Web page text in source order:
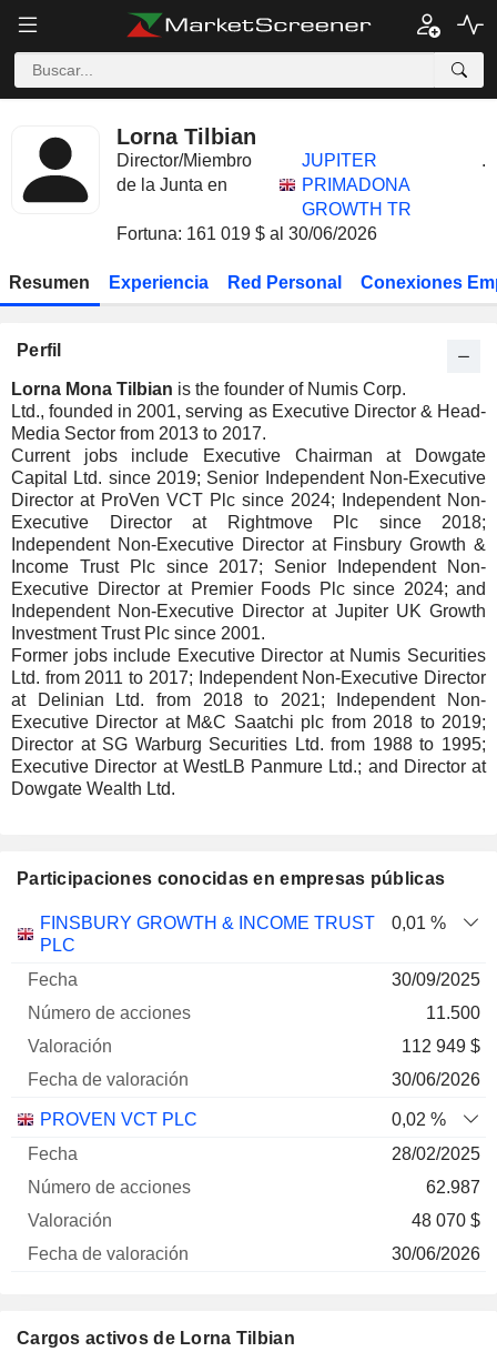
Lorna Tilbian
Director/Miembro
de la Junta en
JUPITER
PRIMADONA
GROWTH TR
.
Fortuna: 161 019 $ al 30/06/2026
Resumen Experiencia Red Personal Conexiones
Perfil
Lorna Mona Tilbian is the founder of Numis Corp.
Ltd., founded in 2001, serving as Executive Director & Head-
Media Sector from 2013 to 2017.
Current jobs include Executive Chairman at Dowgate
Capital Ltd. since 2019; Senior Independent Non-Executive
Director at ProVen VCT Plc since 2024; Independent Non-
Executive Director at Rightmove Plc since 2018;
Independent Non-Executive Director at Finsbury Growth &
Income Trust Plc since 2017; Senior Independent Non-
Executive Director at Premier Foods Plc since 2024; and
Independent Non-Executive Director at Jupiter UK Growth
Investment Trust Plc since 2001.
Former jobs include Executive Director at Numis Securities
Ltd. from 2011 to 2017; Independent Non-Executive Director
at Delinian Ltd. from 2018 to 2021; Independent Non-
Executive Director at M&C Saatchi plc from 2018 to 2019;
Director at SG Warburg Securities Ltd. from 1988 to 1995;
Executive Director at WestLB Panmure Ltd.; and Director at
Dowgate Wealth Ltd.
Participaciones conocidas en empresas públicas
Número
FINSBURY GROWTH & INCOME TRUST
PLC
0,01 %
30/09/2025
11.500
112 949 $
30/06/2026
PROVEN VCT PLC
0,02 %
28/02/2025
62.987
48 070 $
30/06/2026
Cargos activos de Lorna Tilbian